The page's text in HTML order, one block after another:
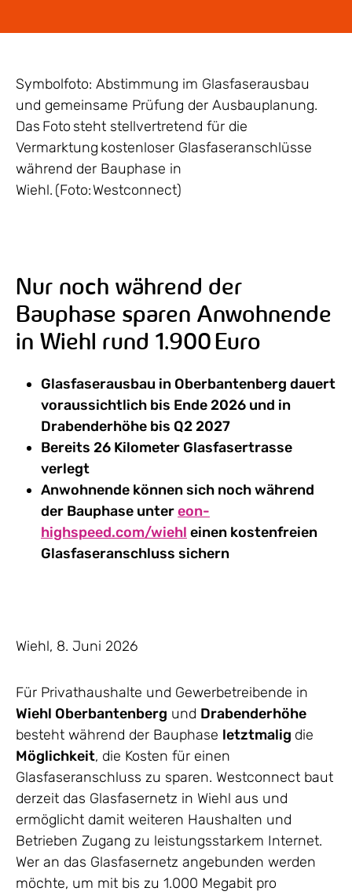
Symbolfoto: Abstimmung im Glasfaserausbau
und gemeinsame Prüfung der Ausbauplanung.
Das Foto steht stellvertretend für die
Vermarktung kostenloser Glasfaseranschlüsse
während der Bauphase in
Wiehl. (Foto: Westconnect)
Nur noch während der
Bauphase sparen Anwohnende
in Wiehl rund 1.900 Euro
Glasfaserausbau in Oberbantenberg dauert
voraussichtlich bis Ende 2026 und in
Drabenderhöhe bis Q2 2027
Bereits 26 Kilometer Glasfasertrasse
verlegt
Anwohnende können sich noch während
der Bauphase untereon-
highspeed.com/wiehl einen kostenfreien
Glasfaseranschluss sichern
Wiehl, 8. Juni 2026
Für Privathaushalte und Gewerbetreibende in
Wiehl Oberbantenberg und Drabenderhöhe
besteht während der Bauphase letztmalig die
Möglichkeit, die Kosten für einen
Glasfaseranschluss zu sparen. Westconnect baut
derzeit das Glasfasernetz in Wiehl aus und
ermöglicht damit weiteren Haushalten und
Betrieben Zugang zu leistungsstarkem Internet.
Wer an das Glasfasernetz angebunden werden
möchte, um mit bis zu 1.000 Megabit pro